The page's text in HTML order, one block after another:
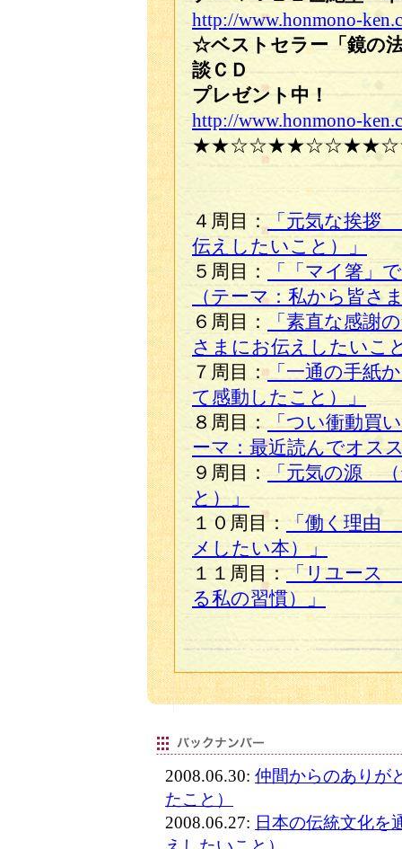
http://www.honmono-
☆ベストセラー「鏡の
談ＣＤ
プレゼント中！
http://www.honmono-
４周目：
「元気な挨拶
伝えしたいこと）」
５周目：
「「マイ箸
（テーマ：私から皆さ
６周目：
「素直な感謝
さまにお伝えしたいこ
７周目：「一通の手紙
て感動したこと）」
８周目：
「つい衝動買
ーマ：最近読んでオス
９周目：
「元気の源
と）」
１０周目：
「働く理由
メしたい本）」
１１周目：
「リユース
る私の習慣）」
2008.06.30: 仲間からのありが
たこと）
2008.06.27: 日本の伝統文化